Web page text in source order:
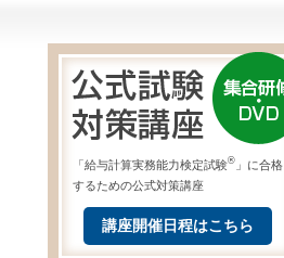
「給与計算実務能力検定試験® 」に合格
するための公式対策講座
講座開催日程はこちら